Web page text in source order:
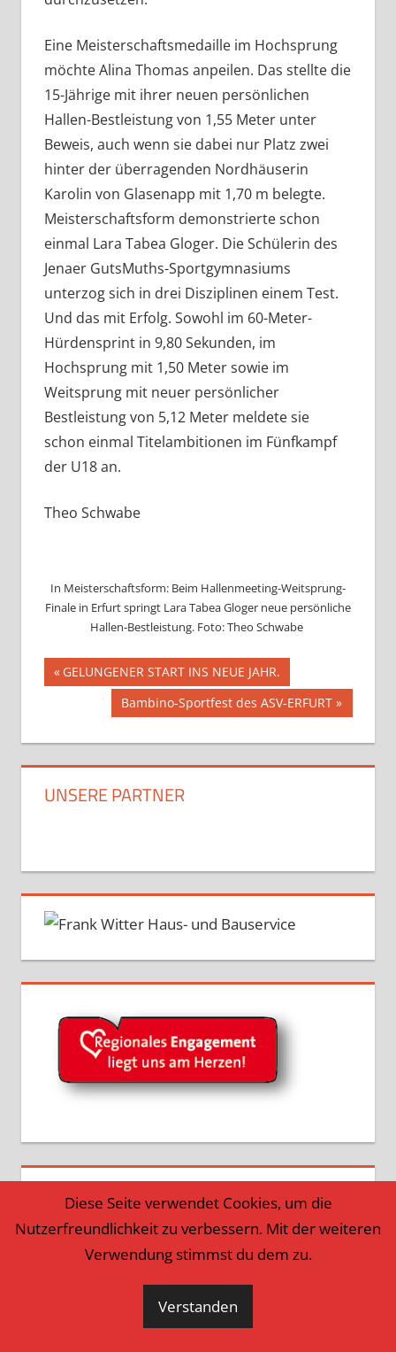
Eine Meisterschaftsmedaille im Hochsprung
möchte Alina Thomas anpeilen. Das stellte die
15-Jährige mit ihrer neuen persönlichen
Hallen-Bestleistung von 1,55 Meter unter
Beweis, auch wenn sie dabei nur Platz zwei
hinter der überragenden Nordhäuserin
Karolin von Glasenapp mit 1,70 m belegte.
Meisterschaftsform demonstrierte schon
einmal Lara Tabea Gloger. Die Schülerin des
Jenaer GutsMuths-Sportgymnasiums
unterzog sich in drei Disziplinen einem Test.
Und das mit Erfolg. Sowohl im 60-Meter-
Hürdensprint in 9,80 Sekunden, im
Hochsprung mit 1,50 Meter sowie im
Weitsprung mit neuer persönlicher
Bestleistung von 5,12 Meter meldete sie
schon einmal Titelambitionen im Fünfkampf
der U18 an.
Theo Schwabe
In Meisterschaftsform: Beim Hallenmeeting-Weitsprung-
Finale in Erfurt springt Lara Tabea Gloger neue persönliche
Hallen-Bestleistung. Foto: Theo Schwabe
Beitragsnavigation
Vorheriger
Beitrag:
GELUNGENER START INS NEUE JAHR.
Nächster
Bambino-Sportfest des ASV-ERFURT
UNSERE PARTNER
Diese Seite verwendet Cookies, um die
Nutzerfreundlichkeit zu verbessern. Mit der weiteren
Verwendung stimmst du dem zu.
Verstanden